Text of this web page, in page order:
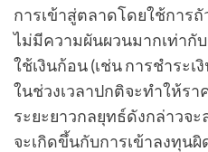
การเข้าสู่ตลาดโดยใช้การ
ไม่มีความผันผวนมากเท่ากั
ใช้เงินก้อน (เช่น การชำระเ
ในช่วงเวลาปกติจะทำให้ร
ระยะยาวกลยุทธ์ดังกล่าวจ
จะเกิดขึ้นกับการเข้าลงทุน